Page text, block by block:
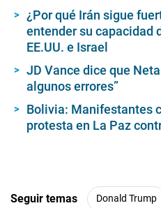
¿Por qué Irán sigue
entender su capacidad
EE.UU. e Israel
JD Vance dice que
algunos errores”
Bolivia: Manifestantes
protesta en La Paz
Seguir temas Donald Trump